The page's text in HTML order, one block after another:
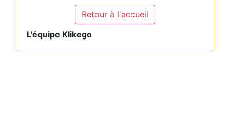
Retour à l'accueil
L'équipe Klikego